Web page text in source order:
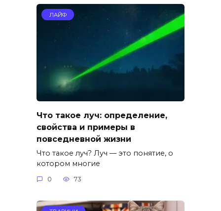
ЛАЙФ
Что такое луч: определение,
свойства и примеры в
повседневной жизни
Что такое луч? Луч — это понятие, о
котором многие
0 73